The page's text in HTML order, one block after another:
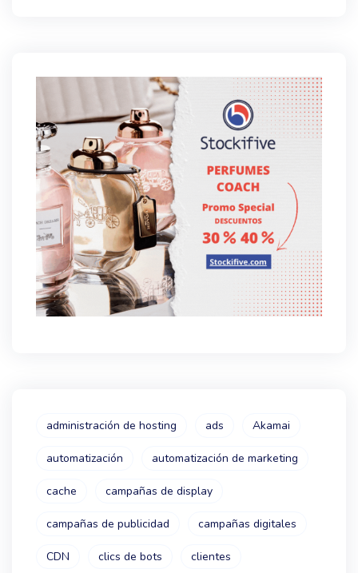
administración de hosting ads Akamai
automatización automatización de marketing
cache campañas de display
campañas de publicidad campañas digitales
CDN clics de bots clientes